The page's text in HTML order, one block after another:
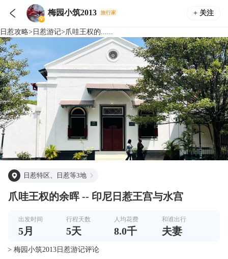
 梅园小筑2013 旅行家 + 关注
日惹攻略> 日惹游记>爪哇王权的......
日惹特区、日惹等3地
爪哇王权的余晖 -- 印尼日惹王宫与水宫
出发时间
5月
行程天数
5天
人均花费
8.0千
和谁出行
夫妻
> 梅园小筑2013日惹游记评论